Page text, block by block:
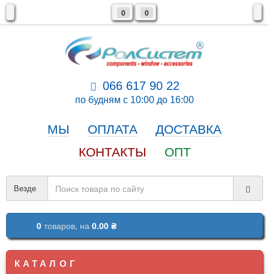
0 0
066 617 90 22
по будням с 10:00 до 16:00
МЫ ОПЛАТА
ДОСТАВКА
КОНТАКТЫ
ОПТ
Везде
0 товаров, на 0.00 ₴
КАТАЛОГ